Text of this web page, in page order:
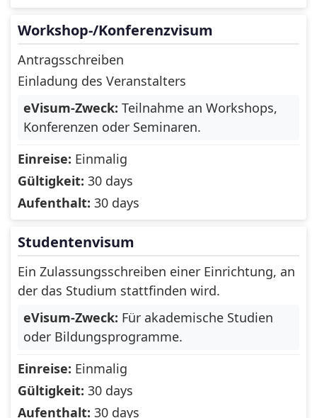
French Polynesia
Georgia
Germany
Ghana
Greece
Grenada
Guadeloupe
Guam
Guernsey
Guinea
Guinea-Bissau
Guyana
Heard Island and
Hong Kong
Workshop-/Konferenzvisum
Antragsschreiben
Einladung des Veranstalters
eVisum-Zweck: Teilnahme an Workshops,
Konferenzen oder Seminaren.
Einreise: Einmalig
Gültigkeit: 30 days
Aufenthalt: 30 days
Studentenvisum
Ein Zulassungsschreiben einer Einrichtung, an
der das Studium stattfinden wird.
eVisum-Zweck: Für akademische Studien
oder Bildungsprogramme.
Einreise: Einmalig
Gültigkeit: 30 days
Aufenthalt: 30 days